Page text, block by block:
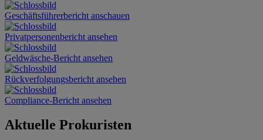
Geschäftsführerbericht anschauen
Privatpersonenbericht ansehen
Geldwäsche-Bericht ansehen
Rückverfolgungsbericht ansehen
Compliance-Bericht ansehen
Aktuelle Prokuristen